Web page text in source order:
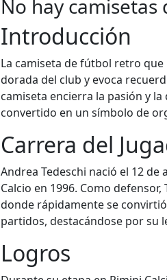
No hay camisetas
Introducción
La camiseta de fútbol retro que
dorada del club y evoca
camiseta encierra la pasión y
convertido en un símbolo de
Carrera del
Andrea Tedeschi nació el 12
Calcio en 1996. Como
donde rápidamente se
partidos, destacándose por su
Logros